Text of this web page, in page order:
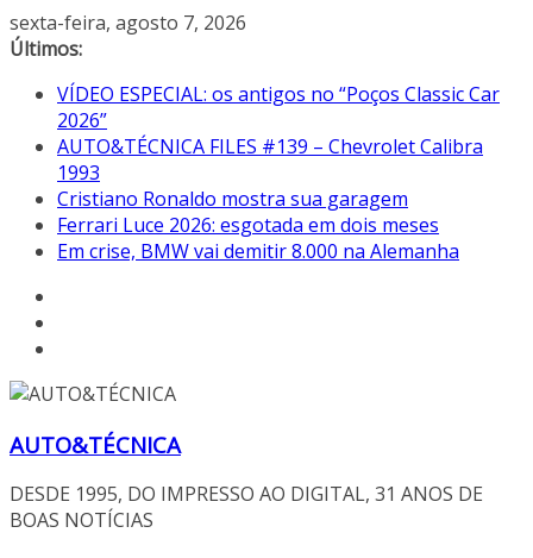
Pular
para
conteúdo
sexta-feira, agosto 7, 2026
Últimos:
VÍDEO ESPECIAL: os antigos no “Poços Classic Car
2026”
AUTO&TÉCNICA FILES #139 – Chevrolet Calibra
1993
Cristiano Ronaldo mostra sua garagem
Ferrari Luce 2026: esgotada em dois meses
Em crise, BMW vai demitir 8.000 na Alemanha
AUTO&TÉCNICA
DESDE 1995, DO IMPRESSO AO DIGITAL, 31 ANOS DE
BOAS NOTÍCIAS